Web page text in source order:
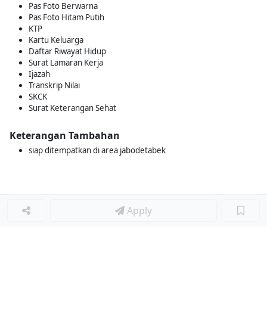
Pas Foto Berwarna
Pas Foto Hitam Putih
KTP
Kartu Keluarga
Daftar Riwayat Hidup
Surat Lamaran Kerja
Ijazah
Transkrip Nilai
SKCK
Surat Keterangan Sehat
Keterangan Tambahan
siap ditempatkan di area jabodetabek
Apply